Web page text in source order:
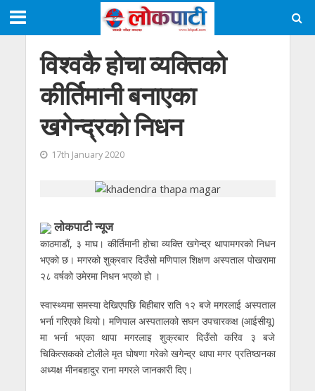
विश्वकै होचा व्यक्तिको
कीर्तिमानी बनाएका
खगेन्द्रको निधन
17th January 2020
लाेकपाटी न्यूज
काठमाडौं, ३ माघ। कीर्तिमानी होचा व्यक्ति खगेन्द्र थापामगरको निधन
भएको छ। मगरको शुक्रवार दिउँसो मणिपाल शिक्षण अस्पताल पोखरामा
२८ वर्षको उमेरमा निधन भएको हो ।
स्वास्थ्यमा समस्या देखिएपछि बिहीबार राति १२ बजे मगरलाई अस्पताल
भर्ना गरिएको थियो। मणिपाल अस्पतालको सघन उपचारकक्ष (आईसीयू)
मा भर्ना भएका थापा मगरलाइ शुक्रबार दिउँसो करिव ३ बजे
चिकित्सकको टोलीले मृत घोषणा गरेको खगेन्द्र थापा मगर प्रतिष्ठानका
अध्यक्ष मीनबहादुर राना मगरले जानकारी दिए।